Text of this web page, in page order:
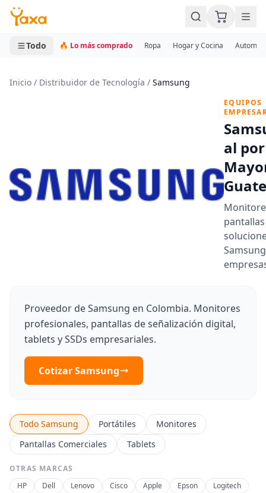
MINI CARRITO
0 productos
Todo 🔥 Lo más comprado Ropa Hogar y Cocina
Inicio / Distribuidor de Tecnología / Samsung
EQUIPOS
al por
Proveedor de Samsung en Colombia. Monitores
profesionales, pantallas de señalización digital,
tablets y SSDs empresariales.
Cotizar Samsung
Todo Samsung Portátiles
Monitores
Pantallas Comerciales
Tablets
OTRAS MARCAS
HP
Dell Lenovo Cisco Apple Epson
Logitech